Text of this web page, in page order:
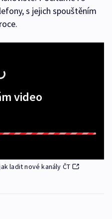
s jejich spouštěním
video
ladit nové kanály ČT